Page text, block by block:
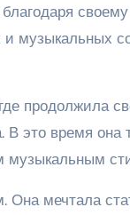
музыкальных
продолжила
В это время она
музыкальным
мечтала